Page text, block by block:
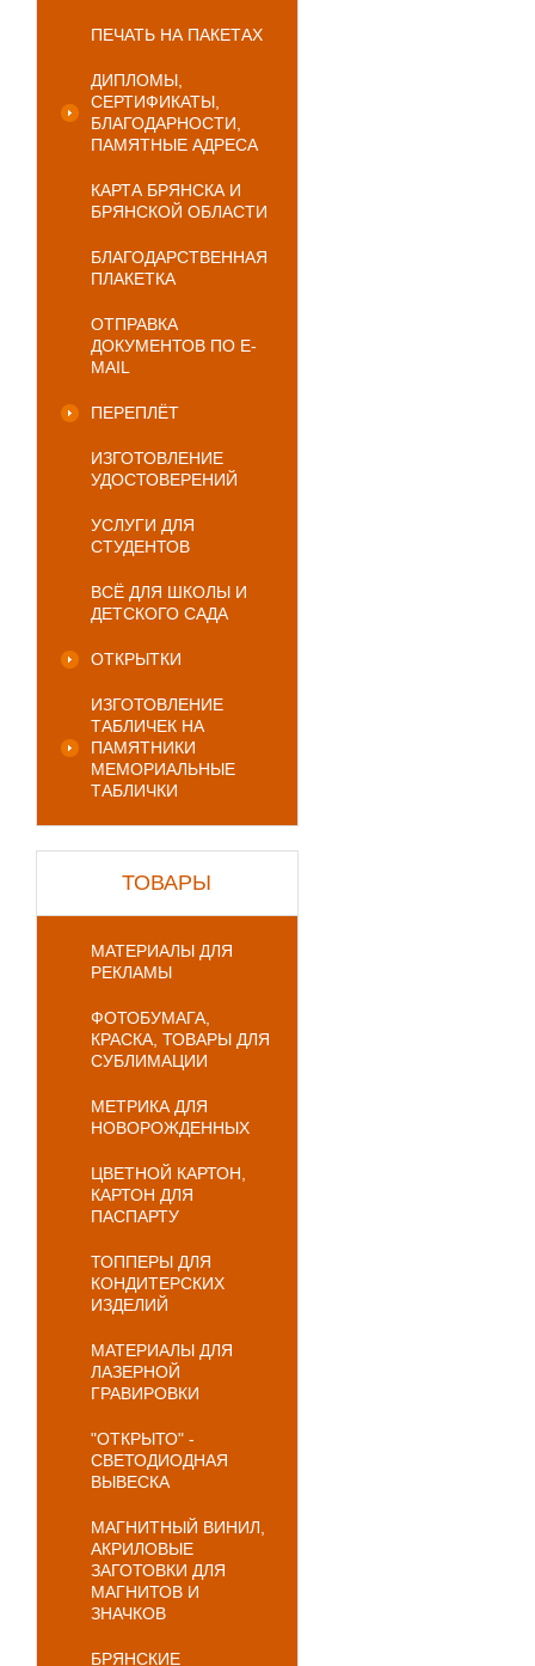
ПЕЧАТЬ НА ПАКЕТАХ
ДИПЛОМЫ,
СЕРТИФИКАТЫ,
БЛАГОДАРНОСТИ,
ПАМЯТНЫЕ АДРЕСА
КАРТА БРЯНСКА И
БРЯНСКОЙ ОБЛАСТИ
БЛАГОДАРСТВЕННАЯ
ПЛАКЕТКА
ОТПРАВКА
ДОКУМЕНТОВ ПО E-
MAIL
ПЕРЕПЛЁТ
ИЗГОТОВЛЕНИЕ
УДОСТОВЕРЕНИЙ
УСЛУГИ ДЛЯ
СТУДЕНТОВ
ВСЁ ДЛЯ ШКОЛЫ И
ДЕТСКОГО САДА
ОТКРЫТКИ
ИЗГОТОВЛЕНИЕ
ТАБЛИЧЕК НА
ПАМЯТНИКИ
МЕМОРИАЛЬНЫЕ
ТАБЛИЧКИ
ТОВАРЫ
МАТЕРИАЛЫ ДЛЯ
РЕКЛАМЫ
ФОТОБУМАГА,
КРАСКА, ТОВАРЫ ДЛЯ
СУБЛИМАЦИИ
МЕТРИКА ДЛЯ
НОВОРОЖДЕННЫХ
ЦВЕТНОЙ КАРТОН,
КАРТОН ДЛЯ
ПАСПАРТУ
ТОППЕРЫ ДЛЯ
КОНДИТЕРСКИХ
ИЗДЕЛИЙ
МАТЕРИАЛЫ ДЛЯ
ЛАЗЕРНОЙ
ГРАВИРОВКИ
"ОТКРЫТО" -
СВЕТОДИОДНАЯ
ВЫВЕСКА
МАГНИТНЫЙ ВИНИЛ,
АКРИЛОВЫЕ
ЗАГОТОВКИ ДЛЯ
МАГНИТОВ И
ЗНАЧКОВ
БРЯНСКИЕ